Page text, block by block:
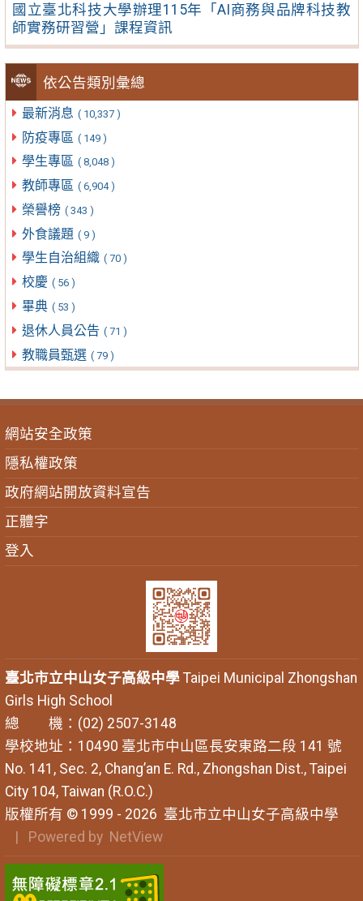
國立臺北科技大學辦理115年「AI商務與品牌科技教
師實務研習營」課程資訊
依公告類別彙總
最新消息 ( 10,337 )
防疫專區 ( 149 )
學生專區 ( 8,048 )
教師專區 ( 6,904 )
榮譽榜 ( 343 )
外食議題 ( 9 )
學生自治組織 ( 70 )
校慶 ( 56 )
畢典 ( 53 )
退休人員公告 ( 71 )
教職員甄選 ( 79 )
網站安全政策
隱私權政策
政府網站開放資料宣告
正體字
登入
臺北市立中山女子高級中學Taipei Municipal Zhongshan
Girls High School
總 機：(02) 2507-3148
學校地址：10490 臺北市中山區長安東路二段 141 號
No. 141, Sec. 2, Chang’an E. Rd., Zhongshan Dist., Taipei
City 104, Taiwan (R.O.C.)
版權所有 © 1999 - 2026 臺北市立中山女子高級中學
| Powered by NetView